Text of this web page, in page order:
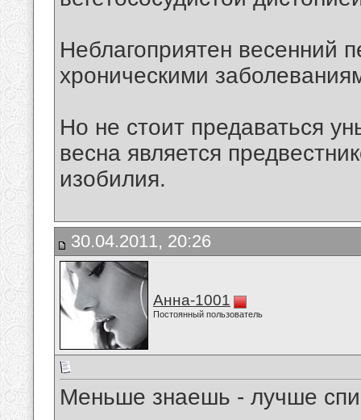
Неблагоприятен весенний
хроническими
Но не стоит предаваться
весна является
изобилия.
30.04.2011, 20:26
Анна-1001
Постоянный пользователь
Меньше знаешь - лучше